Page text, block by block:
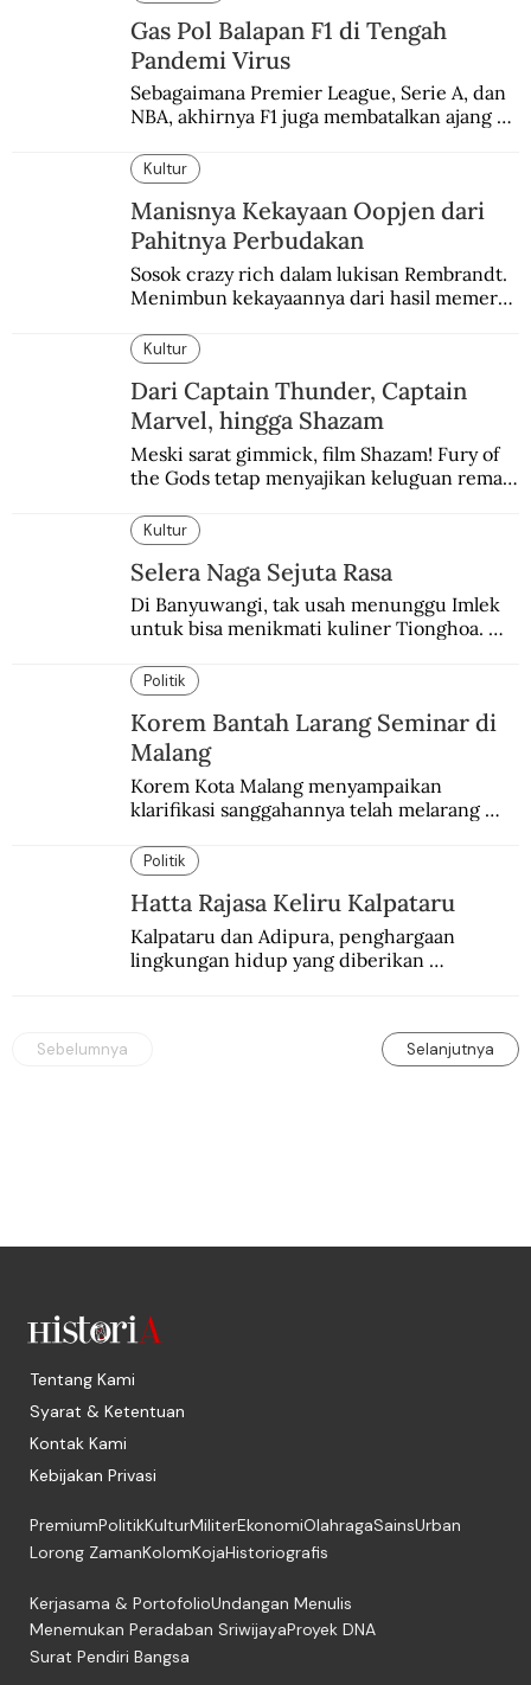
Gas Pol Balapan F1 di Tengah
Pandemi Virus
Sebagaimana Premier League, Serie A, dan
NBA, akhirnya F1 juga membatalkan ajang
enam dekade lampau.
Kultur
Manisnya Kekayaan Oopjen dari
Pahitnya Perbudakan
Sosok crazy rich dalam lukisan Rembrandt.
Menimbun kekayaannya dari hasil memeras
Kultur
Dari Captain Thunder, Captain
Marvel, hingga Shazam
Meski sarat gimmick, film Shazam! Fury of
the Gods tetap menyajikan keluguan remaja
Yunani.
Kultur
Selera Naga Sejuta Rasa
Di Banyuwangi, tak usah menunggu Imlek
untuk bisa menikmati kuliner Tionghoa.
pekan.
Politik
Korem Bantah Larang Seminar di
Malang
Korem Kota Malang menyampaikan
klarifikasi sanggahannya telah melarang
Malang.
Politik
Hatta Rajasa Keliru Kalpataru
Kalpataru dan Adipura, penghargaan
lingkungan hidup yang diberikan
Sebelumnya Selanjutnya
Tentang Kami
Syarat & Ketentuan
Kontak Kami
Kebijakan Privasi
PremiumPolitikKulturMiliterEkonomiOlahragaSainsUrban
Lorong ZamanKolomKojaHistoriografis
Kerjasama & PortofolioUndangan Menulis
Menemukan Peradaban SriwijayaProyek DNA
Surat Pendiri Bangsa